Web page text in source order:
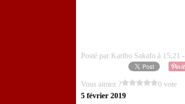
Posté par Karibo Sakafo à 15:21 -
Vous aimez ?
0 vote
5 février 2019